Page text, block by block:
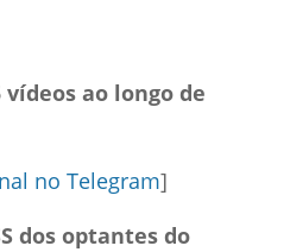
vídeos ao longo de
no Telegram]
dos optantes do